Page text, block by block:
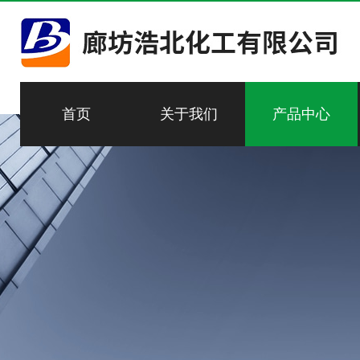
首页 关于我们 产品中心